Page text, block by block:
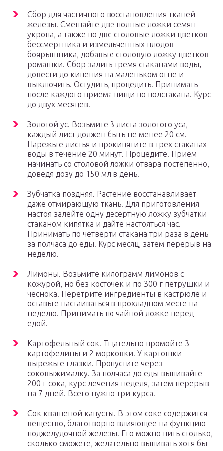
Сбор для частичного восстановления тканей
железы. Смешайте две полные ложки семян
укропа, а также по две столовые ложки цветков
бессмертника и измельченных плодов
боярышника, добавьте столовую ложку цветков
ромашки. Сбор залить тремя стаканами воды,
довести до кипения на маленьком огне и
выключить. Остудить, процедить. Принимать
после каждого приема пищи по полстакана. Курс
до двух месяцев.
Золотой ус. Возьмите 3 листа золотого уса,
каждый лист должен быть не менее 20 см.
Нарежьте листья и прокипятите в трех стаканах
воды в течение 20 минут. Процедите. Прием
начинать со столовой ложки отвара постепенно,
доведя дозу до 150 мл в день.
Зубчатка поздняя. Растение восстанавливает
даже отмирающую ткань. Для приготовления
настоя залейте одну десертную ложку зубчатки
стаканом кипятка и дайте настояться час.
Принимать по четверти стакана три раза в день
за полчаса до еды. Курс месяц, затем перерыв на
неделю.
Лимоны. Возьмите килограмм лимонов с
кожурой, но без косточек и по 300 г петрушки и
чеснока. Перетрите ингредиенты в кастрюле и
оставьте настаиваться в прохладном месте на
неделю. Принимать по чайной ложке перед
едой.
Картофельный сок. Тщательно промойте 3
картофелины и 2 морковки. У картошки
вырежьте глазки. Пропустите через
соковыжималку. За полчаса до еды выпивайте
200 г сока, курс лечения неделя, затем перерыв
на 7 дней. Всего нужно три курса.
Сок квашеной капусты. В этом соке содержится
вещество, благотворно влияющее на функцию
поджелудочной железы. Его можно пить столько,
сколько сможете, желательно выпивать хотя бы